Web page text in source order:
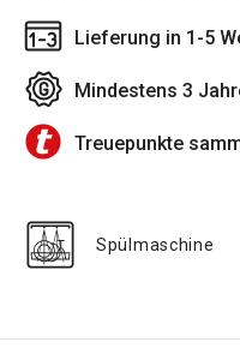
Lieferung in 1-5
Mindestens 3
Treuepunkte
Spülmaschine